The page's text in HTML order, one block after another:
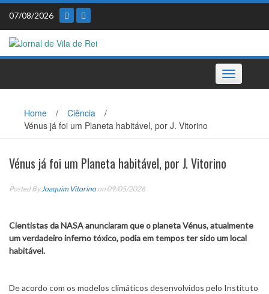
Skip
content
07/08/2026
Toggle
navigation
Home / Ciência
/
Vénus já foi um Planeta habitável, por J. Vitorino
Vénus já foi um Planeta habitável, por J. Vitorino
Posted By Joaquim Vitorino on 09/05/2026
Cientistas da NASA anunciaram que o planeta Vénus, atualmente
um verdadeiro inferno tóxico, podia em tempos ter sido um local
habitável.
De acordo com os modelos climáticos desenvolvidos pelo Instituto